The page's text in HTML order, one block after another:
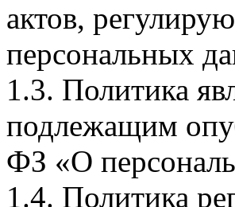
актов,
персональных
1.3. Политика
подлежащим
ФЗ «О
1.4. Политика